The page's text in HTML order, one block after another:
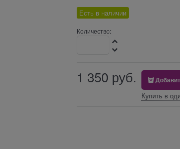
Есть в наличии
Количество:
1 350 руб.
Купить в